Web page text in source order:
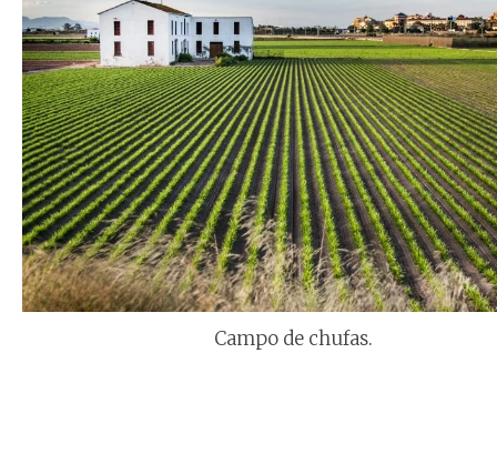
Campo de chufas.